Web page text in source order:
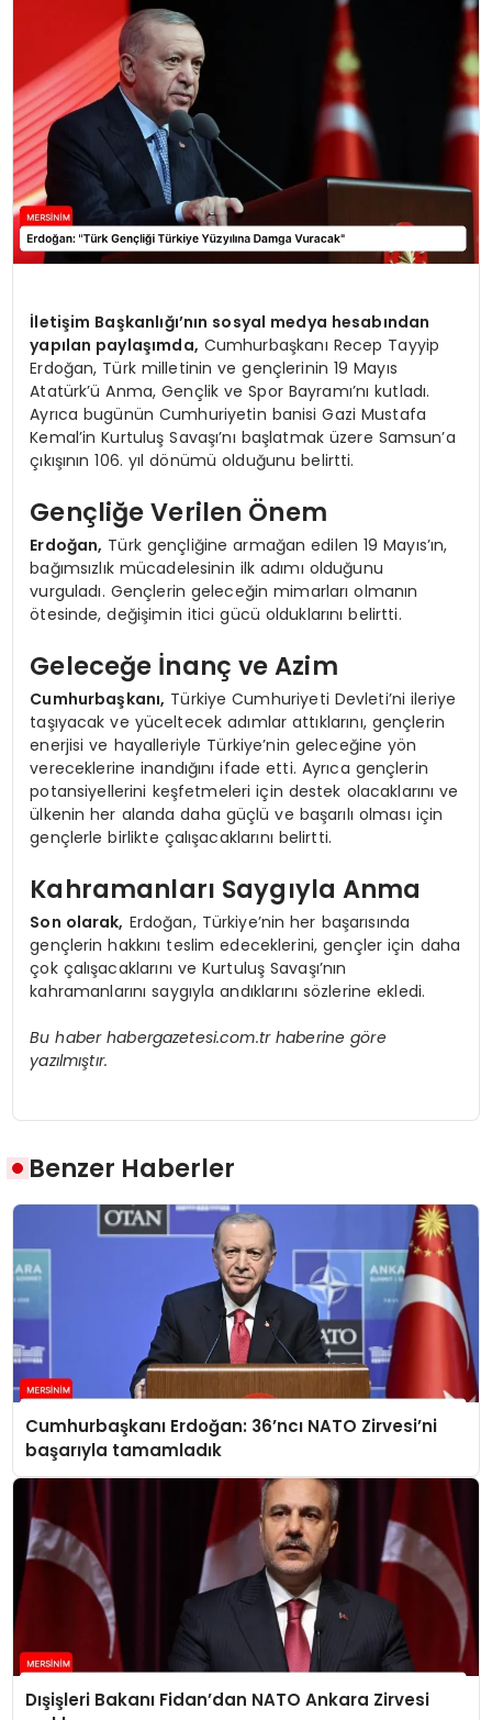
İletişim Başkanlığı’nın sosyal medya hesabından
yapılan paylaşımda, Cumhurbaşkanı Recep Tayyip
Erdoğan, Türk milletinin ve gençlerinin 19 Mayıs
Atatürk’ü Anma, Gençlik ve Spor Bayramı’nı kutladı.
Ayrıca bugünün Cumhuriyetin banisi Gazi Mustafa
Kemal’in Kurtuluş Savaşı’nı başlatmak üzere Samsun’a
çıkışının 106. yıl dönümü olduğunu belirtti.
Gençliğe Verilen Önem
Erdoğan, Türk gençliğine armağan edilen 19 Mayıs’ın,
bağımsızlık mücadelesinin ilk adımı olduğunu
vurguladı. Gençlerin geleceğin mimarları olmanın
ötesinde, değişimin itici gücü olduklarını belirtti.
Geleceğe İnanç ve Azim
Cumhurbaşkanı, Türkiye Cumhuriyeti Devleti’ni ileriye
taşıyacak ve yüceltecek adımlar attıklarını, gençlerin
enerjisi ve hayalleriyle Türkiye’nin geleceğine yön
vereceklerine inandığını ifade etti. Ayrıca gençlerin
potansiyellerini keşfetmeleri için destek olacaklarını ve
ülkenin her alanda daha güçlü ve başarılı olması için
gençlerle birlikte çalışacaklarını belirtti.
Kahramanları Saygıyla Anma
Son olarak, Erdoğan, Türkiye’nin her başarısında
gençlerin hakkını teslim edeceklerini, gençler için daha
çok çalışacaklarını ve Kurtuluş Savaşı’nın
kahramanlarını saygıyla andıklarını sözlerine ekledi.
Bu haber habergazetesi.com.tr haberine göre
yazılmıştır.
Benzer Haberler
Cumhurbaşkanı Erdoğan: 36’ncı NATO Zirvesi’ni
başarıyla tamamladık
Dışişleri Bakanı Fidan’dan NATO Ankara Zirvesi